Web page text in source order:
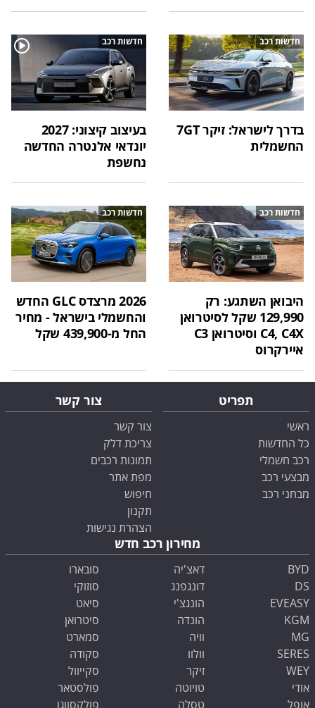
חדשות רכב
בדרך לישראל: זיקר 7GT
החשמלית
חדשות רכב
בעיצוב קיצוני: 2027
יונדאי אלנטרה החדשה
נחשפת
חדשות רכב
היבואן השתגע: רק
129,990 שקל לסיטרואן
C4, C4X וסיטרואן C3
איירקרוס
חדשות רכב
2026 מרצדס GLC החדש
והחשמלי בישראל - מחיר
החל מ-439,900 שקל
תפריט
ראשי
כל החדשות
רכב חשמלי
מבצעי רכב
מבחני רכב
צור קשר
צור קשר
צריכת דלק
תמונות רכבים
מפת אתר
חיפוש
תקנון
הצהרת נגישות
מחירון רכב חדש
BYD
DS
EVEASY
KGM
MG
SERES
WEY
אודי
אופל
דאצ'יה
דונגפנג
הונגצ'י
הונדה
וויה
וולוו
זיקר
טויוטה
טסלה
סובארו
סוזוקי
סיאט
סיטרואן
סמארט
סקודה
סקייוול
פולסטאר
פולקסווגן